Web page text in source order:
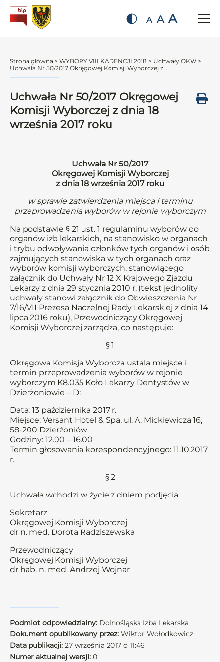
A A A
Strona główna > WYBORY VIII KADENCJI 2018 > Uchwały OKW >
Uchwała Nr 50/2017 Okręgowej Komisji Wyborczej z...
Uchwała Nr 50/2017 Okręgowej
Komisji Wyborczej z dnia 18
września 2017 roku
Uchwała Nr 50/2017
Okręgowej Komisji Wyborczej
z dnia 18 września 2017 roku
w sprawie zatwierdzenia miejsca i terminu
przeprowadzenia wyborów w rejonie wyborczym
Na podstawie § 21 ust. 1 regulaminu wyborów do
organów izb lekarskich, na stanowisko w organach
i trybu odwoływania członków tych organów i osób
zajmujących stanowiska w tych organach oraz
wyborów komisji wyborczych, stanowiącego
załącznik do Uchwały Nr 12 X Krajowego Zjazdu
Lekarzy z dnia 29 stycznia 2010 r. (tekst jednolity
uchwały stanowi załącznik do Obwieszczenia Nr
7/16/VII Prezesa Naczelnej Rady Lekarskiej z dnia 14
lipca 2016 roku), Przewodniczący Okręgowej
Komisji Wyborczej zarządza, co następuje:
§ 1
Okręgowa Komisja Wyborcza ustala miejsce i
termin przeprowadzenia wyborów w rejonie
wyborczym K8.035 Koło Lekarzy Dentystów w
Dzierżoniowie – D:
Data: 13 października 2017 r.
Miejsce: Versant Hotel & Spa, ul. A. Mickiewicza 16,
58-200 Dzierżoniów
Godziny: 12.00 – 16.00
Termin głosowania korespondencyjnego: 11.10.2017
r.
§ 2
Uchwała wchodzi w życie z dniem podjęcia.
Sekretarz
Okręgowej Komisji Wyborczej
dr n. med. Dorota Radziszewska
Przewodniczący
Okręgowej Komisji Wyborczej
dr hab. n. med. Andrzej Wojnar
Podmiot odpowiedzialny: Dolnośląska Izba Lekarska
Dokument opublikowany przez: Wiktor Wołodkowicz
Data publikacji: 27 września 2017 o 11:46
Numer aktualnej wersji: 0